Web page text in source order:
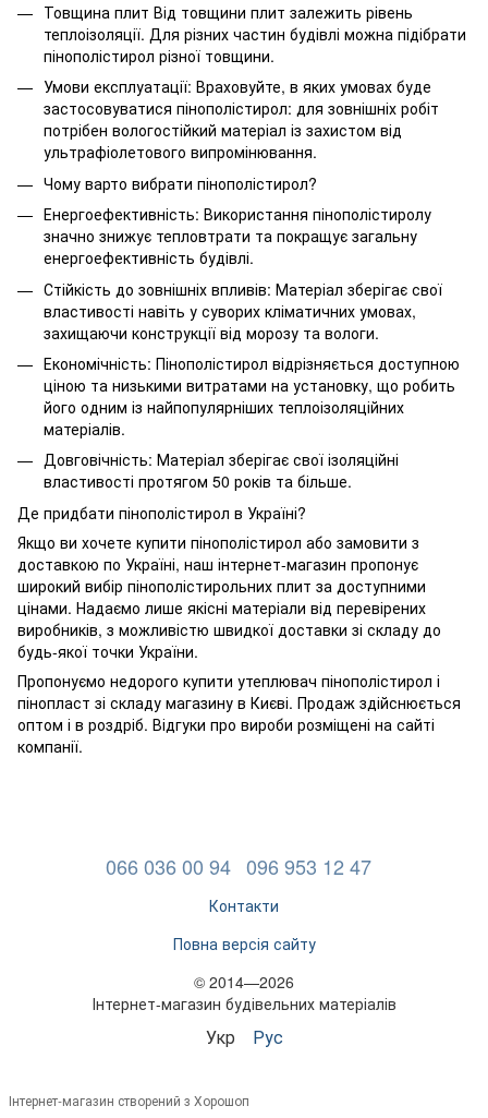
Товщина плит Від товщини плит залежить рівень
теплоізоляції. Для різних частин будівлі можна підібрати
пінополістирол різної товщини.
Умови експлуатації: Враховуйте, в яких умовах буде
застосовуватися пінополістирол: для зовнішніх робіт
потрібен вологостійкий матеріал із захистом від
ультрафіолетового випромінювання.
Чому варто вибрати пінополістирол?
Енергоефективність: Використання пінополістиролу
значно знижує тепловтрати та покращує загальну
енергоефективність будівлі.
Стійкість до зовнішніх впливів: Матеріал зберігає свої
властивості навіть у суворих кліматичних умовах,
захищаючи конструкції від морозу та вологи.
Економічність: Пінополістирол відрізняється доступною
ціною та низькими витратами на установку, що робить
його одним із найпопулярніших теплоізоляційних
матеріалів.
Довговічність: Матеріал зберігає свої ізоляційні
властивості протягом 50 років та більше.
Де придбати пінополістирол в Україні?
Якщо ви хочете купити пінополістирол або замовити з
доставкою по Україні, наш інтернет-магазин пропонує
широкий вибір пінополістирольних плит за доступними
цінами. Надаємо лише якісні матеріали від перевірених
виробників, з можливістю швидкої доставки зі складу до
будь-якої точки України.
Пропонуємо недорого купити утеплювач пінополістирол і
пінопласт зі складу магазину в Києві. Продаж здійснюється
оптом і в роздріб. Відгуки про вироби розміщені на сайті
компанії.
066 036 00 94 096 953 12 47
Контакти
Повна версія сайту
© 2014—2026
Інтернет-магазин будівельних матеріалів
Укр Рус
Інтернет-магазин створений з Хорошоп